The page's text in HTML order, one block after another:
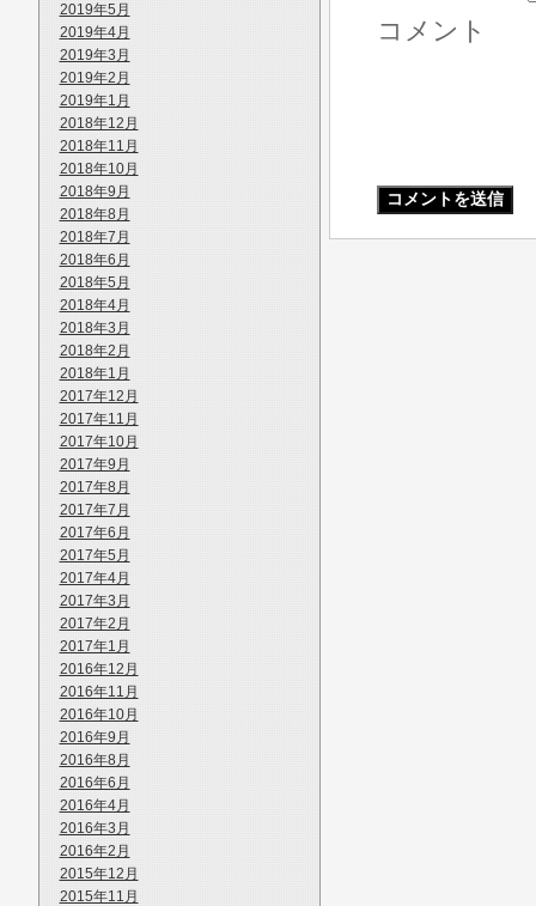
2019年5月
2019年4月
2019年3月
2019年2月
2019年1月
2018年12月
2018年11月
2018年10月
2018年9月
2018年8月
2018年7月
2018年6月
2018年5月
2018年4月
2018年3月
2018年2月
2018年1月
2017年12月
2017年11月
2017年10月
2017年9月
2017年8月
2017年7月
2017年6月
2017年5月
2017年4月
2017年3月
2017年2月
2017年1月
2016年12月
2016年11月
2016年10月
2016年9月
2016年8月
2016年6月
2016年4月
2016年3月
2016年2月
2015年12月
2015年11月
コメント